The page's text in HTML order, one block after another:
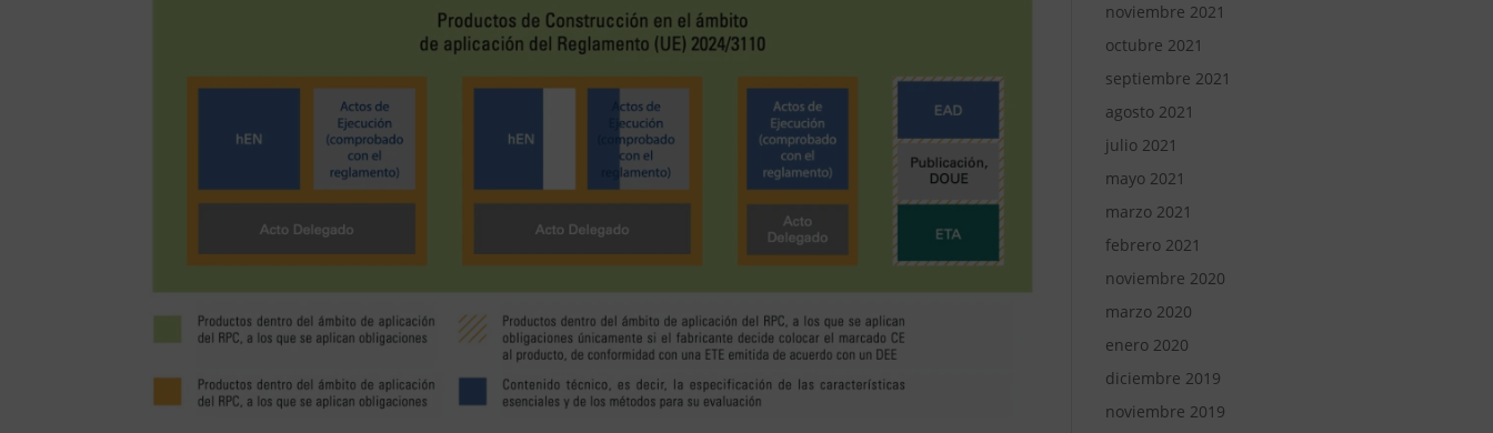
noviembre 2021
octubre 2021
septiembre 2021
agosto 2021
julio 2021
mayo 2021
marzo 2021
febrero 2021
noviembre 2020
marzo 2020
enero 2020
diciembre 2019
noviembre 2019